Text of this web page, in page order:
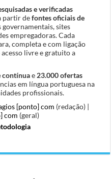
e verificadas
partir defontes oficiais de
sites
empregadoras. Cada
completa e com ligação
livre e gratuito a
contínuae 23.000 ofertas
em língua portuguesa na
profissionais.
[ponto] com (redação) |
com (geral)